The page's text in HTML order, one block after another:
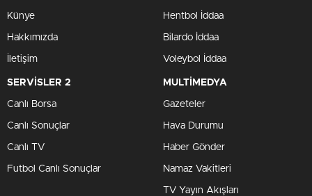
Künye
Hakkımızda
İletişim
Hentbol İddaa
Bilardo İddaa
Voleybol İddaa
SERVİSLER 2
Canlı Borsa
Canlı Sonuçlar
Canlı TV
Futbol Canlı Sonuçlar
MULTİMEDYA
Gazeteler
Hava Durumu
Haber Gönder
Namaz Vakitleri
TV Yayın Akışları